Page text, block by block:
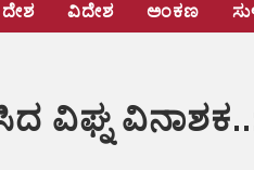
ದೇಶ ವಿದೇಶ ಅಂಕಣ
ವಿಘ್ನ